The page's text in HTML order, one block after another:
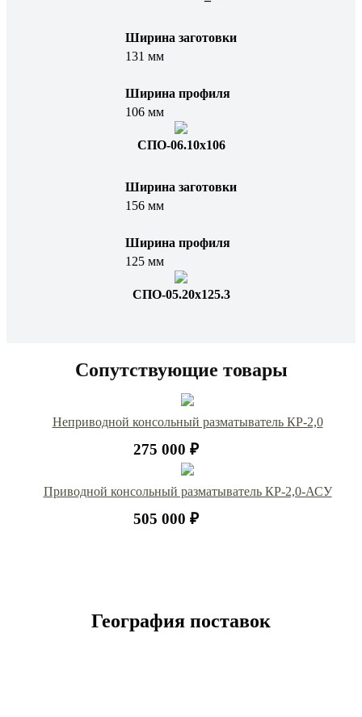
Ширина заготовки
131 мм
Ширина профиля
106 мм
СПО-06.10x106
Ширина заготовки
156 мм
Ширина профиля
125 мм
СПО-05.20x125.3
Сопутствующие товары
Неприводной консольный разматыватель КР-2,0
275 000 ₽
Приводной консольный разматыватель КР-2,0-АСУ
505 000 ₽
География поставок